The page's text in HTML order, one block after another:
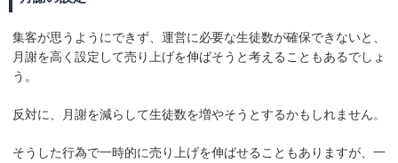
集客が思うようにできず、運営に必要な生徒数が確保できないと、
月謝を高く設定して売り上げを伸ばそうと考えることもあるでしょ
う。
反対に、月謝を減らして生徒数を増やそうとするかもしれません。
そうした行為で一時的に売り上げを伸ばせることもありますが、一